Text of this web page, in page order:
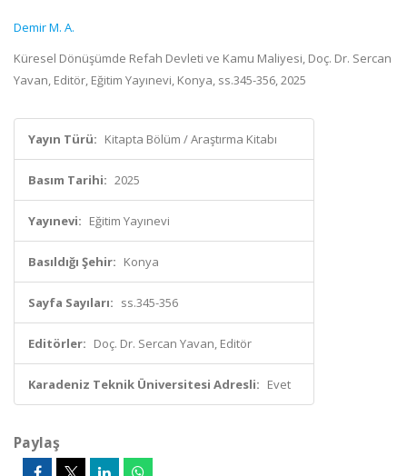
Demir M. A.
Küresel Dönüşümde Refah Devleti ve Kamu Maliyesi, Doç. Dr. Sercan
Yavan, Editör, Eğitim Yayınevi, Konya, ss.345-356, 2025
Yayın Türü: Kitapta Bölüm / Araştırma Kitabı
Basım Tarihi: 2025
Yayınevi: Eğitim Yayınevi
Basıldığı Şehir: Konya
Sayfa Sayıları: ss.345-356
Editörler: Doç. Dr. Sercan Yavan, Editör
Karadeniz Teknik Üniversitesi Adresli: Evet
Paylaş